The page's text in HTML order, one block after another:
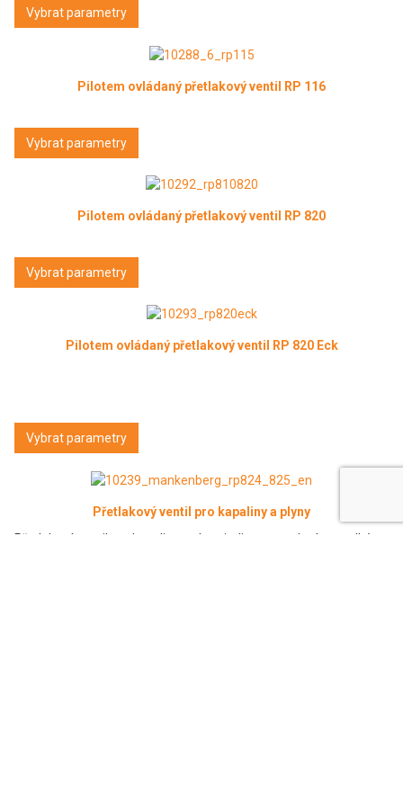
Vybrat parametry
Pilotem ovládaný přetlakový ventil RP 116
Vybrat parametry
Pilotem ovládaný přetlakový ventil RP 820
Vybrat parametry
Pilotem ovládaný přetlakový ventil RP 820 Eck
Vybrat parametry
Přetlakový ventil pro kapaliny a plyny
Přetlakový ventil pro kapaliny a plyny in-line provedení pro velké